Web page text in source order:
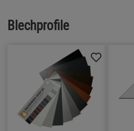
Blechprofile